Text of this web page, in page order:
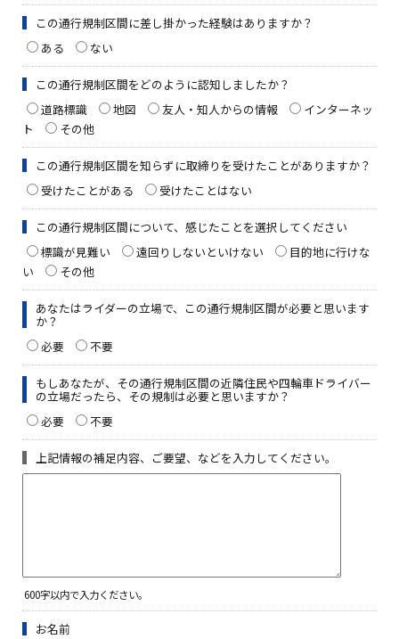
この通行規制区間に差し掛かった経験はありますか？
ある
ない
この通行規制区間をどのように認知しましたか？
道路標識
地図 友人・知人からの情報
インターネッ
ト
その他
この通行規制区間を知らずに取締りを受けたことがありますか？
受けたことがある
受けたことはない
この通行規制区間について、感じたことを選択してください
標識が見難い
遠回りしないといけない
目的地に行けな
い
その他
あなたはライダーの立場で、この通行規制区間が必要と思います
か？
必要
不要
もしあなたが、その通行規制区間の近隣住民や四輪車ドライバー
の立場だったら、その規制は必要と思いますか？
必要
不要
上記情報の補足内容、ご要望、などを入力してください。
600字以内で入力ください。
お名前